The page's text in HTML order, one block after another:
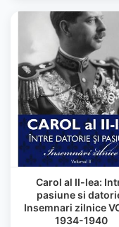
Carol al II-lea:
pasiune si
Insemnari zilnice
1934-1940